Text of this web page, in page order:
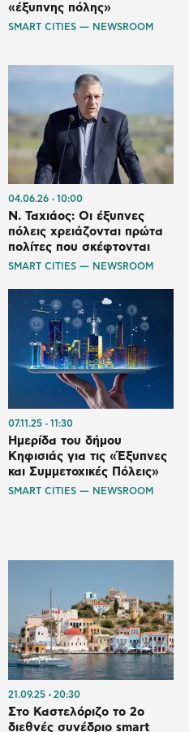
«έξυπνης πόλης»
SMART CITIES — NEWSROOM
04.06.26 10:00
Ν. Ταχιάος: Οι έξυπνες
πόλεις χρειάζονται πρώτα
πολίτες που σκέφτονται
SMART CITIES — NEWSROOM
07.11.25 11:30
Ημερίδα του δήμου
Κηφισιάς για τις «Έξυπνες
και Συμμετοχικές Πόλεις»
SMART CITIES — NEWSROOM
21.09.25 20:30
Στο Καστελόριζο το 2ο
διεθνές συνέδριο smart